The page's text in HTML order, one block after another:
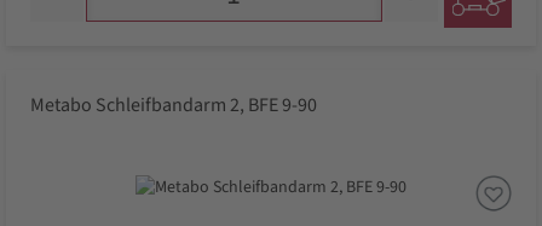
Metabo Schleifbandarm 2, BFE 9-90